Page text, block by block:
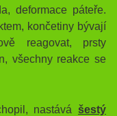
deformace páteře.
končetiny bývají
reagovat, prsty
všechny reakce se
nastává šestý